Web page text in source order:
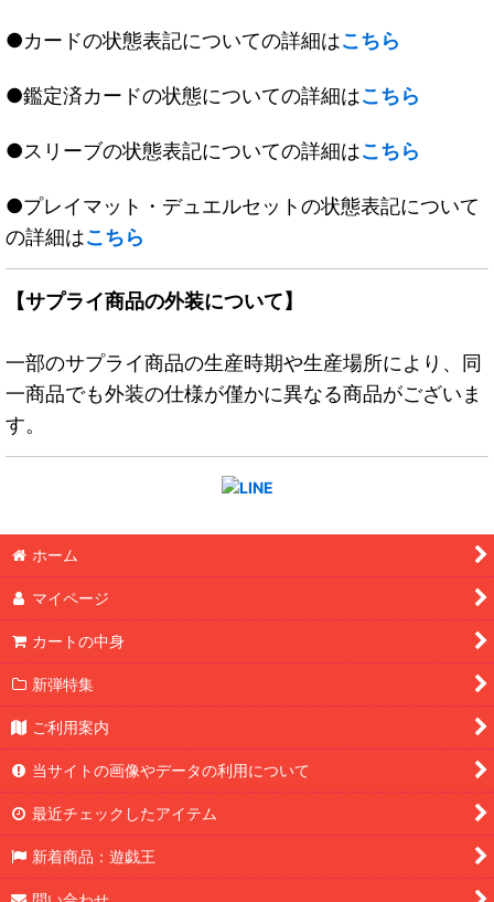
●カードの状態表記についての詳細はこちら
●鑑定済カードの状態についての詳細はこちら
●スリーブの状態表記についての詳細はこちら
●プレイマット・デュエルセットの状態表記について
の詳細はこちら
【サプライ商品の外装について】
一部のサプライ商品の生産時期や生産場所により、同
一商品でも外装の仕様が僅かに異なる商品がございま
す。
ホーム
マイページ
カートの中身
新弾特集
ご利用案内
当サイトの画像やデータの利用について
最近チェックしたアイテム
新着商品：遊戯王